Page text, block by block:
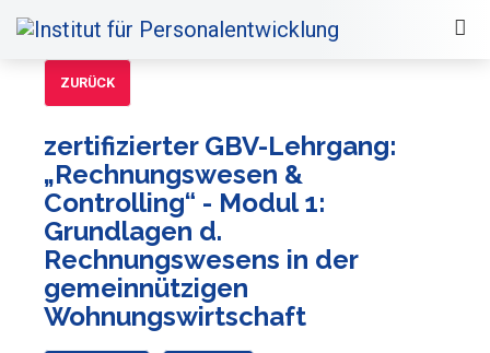
ZURÜCK
zertifizierter GBV-Lehrgang:
„Rechnungswesen &
Controlling“ - Modul 1:
Grundlagen d.
Rechnungswesens in der
gemeinnützigen
Wohnungswirtschaft